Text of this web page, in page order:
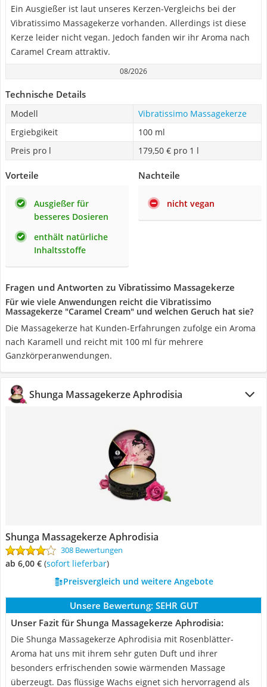
Ein Ausgießer ist laut unseres Kerzen-Vergleichs bei der
Vibratissimo Massagekerze vorhanden. Allerdings ist diese
Kerze leider nicht vegan. Jedoch fanden wir ihr Aroma nach
Caramel Cream attraktiv.
08/2026
Technische Details
Modell
Vibratissimo Massagekerze
Ergiebgikeit
100 ml
Preis pro l
179,50 € pro 1 l
Vorteile
Ausgießer für
besseres Dosieren
enthält natürliche
Inhaltsstoffe
Nachteile
nicht vegan
Fragen und Antworten zu Vibratissimo Massagekerze
Für wie viele Anwendungen reicht die Vibratissimo
Massagekerze "Caramel Cream" und welchen Geruch hat sie?
Die Massagekerze hat Kunden-Erfahrungen zufolge ein Aroma
nach Karamell und reicht mit 100 ml für mehrere
Ganzkörperanwendungen.
Shunga Massagekerze Aphrodisia
Shunga Massagekerze Aphrodisia
308 Bewertungen
ab 6,00 € ( Sofort lieferbar)
Preisvergleich und weitere Angebote
Unsere Bewertung: SEHR GUT
Unser Fazit für Shunga Massagekerze Aphrodisia:
Die Shunga Massagekerze Aphrodisia mit Rosenblätter-
Aroma hat uns mit ihrem sehr guten Duft und ihrer
besonders erfrischenden sowie wärmenden Massage
überzeugt. Das flüssige Wachs eignet sich hervorragend als